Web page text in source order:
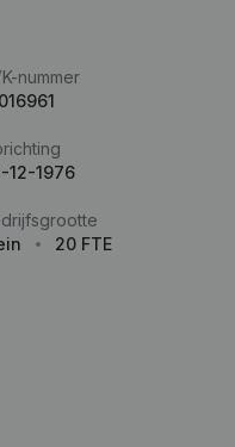
nummer
12-1976
20 FTE